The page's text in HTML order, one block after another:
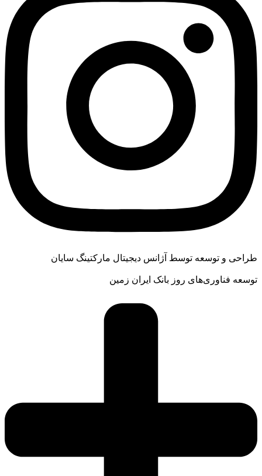
طراحی و توسعه توسط آژانس دیجیتال مارکتینگ سایان
توسعه فناوری‌های روز بانک ایران زمین